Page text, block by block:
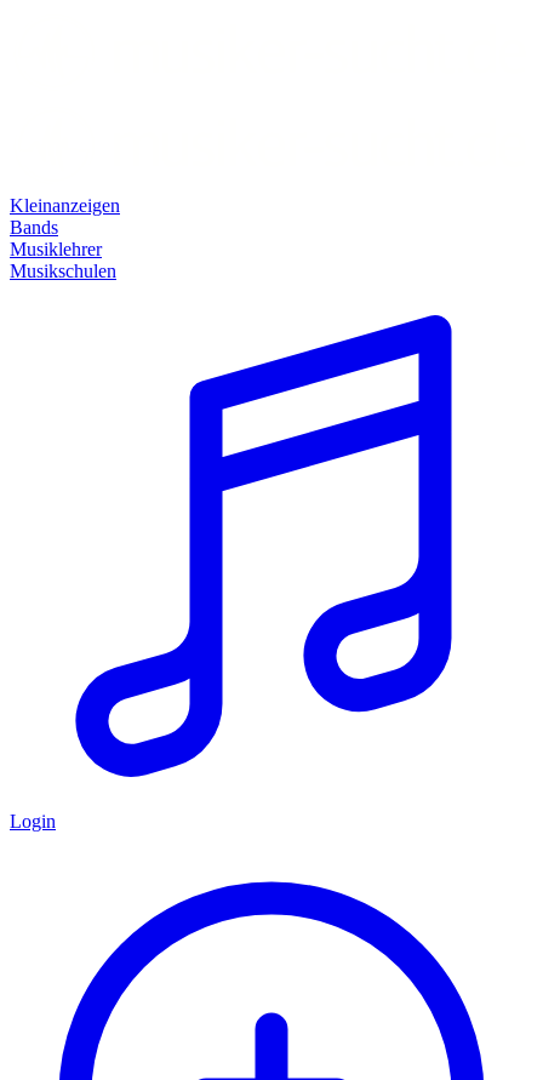
Kleinanzeigen
Bands
Musiklehrer
Musikschulen
Login